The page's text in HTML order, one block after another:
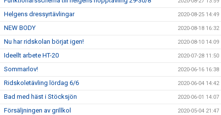
Helgens dressyrtävlingar 2020-08-25 14:49
NEW BODY 2020-08-18 16:32
Nu har ridskolan börjat igen! 2020-08-10 14:09
Ideellt arbete HT-20 2020-07-28 11:50
Sommarlov! 2020-06-16 16:38
Ridskoletävling lördag 6/6 2020-06-04 14:42
Bad med häst i Stöcksjön 2020-06-01 14:07
Försäljningen av grillkol 2020-05-04 21:47